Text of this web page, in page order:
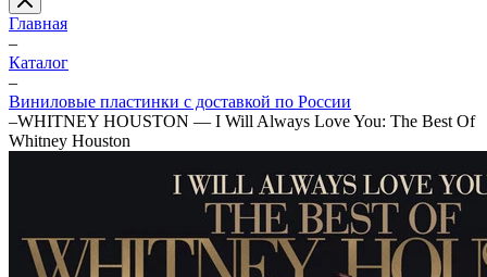
Главная
–
Каталог
–
Виниловые пластинки с доставкой по России
–WHITNEY HOUSTON — I Will Always Love You: The Best Of
Whitney Houston